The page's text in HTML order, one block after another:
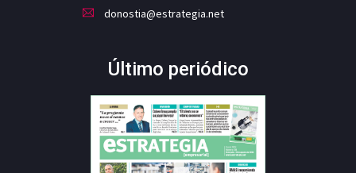
donostia@estrategia.net
Último periódico